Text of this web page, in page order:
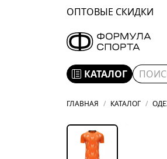
ОПТОВЫЕ СКИДКИ
КАТАЛОГ
ГЛАВНАЯ КАТАЛОГ